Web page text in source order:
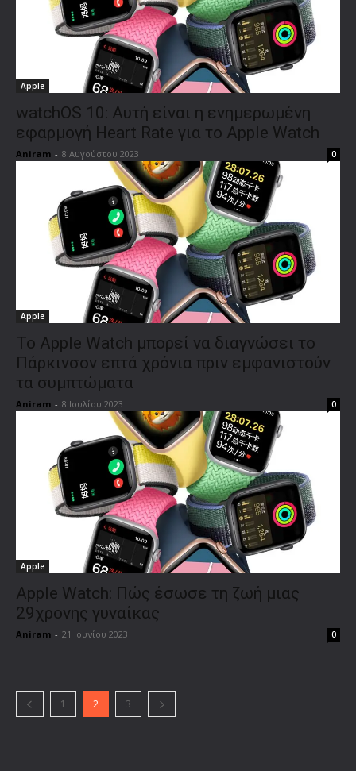
Apple
watchOS 10: Αυτή είναι η ενημερωμένη
εφαρμογή Heart Rate για το Apple Watch
Aniram - 8 Αυγούστου 2023 0
Apple
Το Apple Watch μπορεί να διαγνώσει τo
Πάρκινσον επτά χρόνια πριν εμφανιστούν
τα συμπτώματα
Aniram - 8 Ιουλίου 2023 0
Apple
Apple Watch: Πώς έσωσε τη ζωή μιας
29χρονης γυναίκας
Aniram - 21 Ιουνίου 2023 0
1 2 3